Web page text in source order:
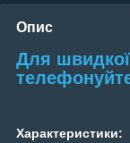
Опис
Для
Характеристики: